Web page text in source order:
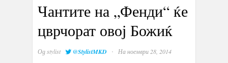
Чантите на „Фенди“ ќе
цврчорат овој Божиќ
Одstylist @StylistMKD · На ноември 28, 2014